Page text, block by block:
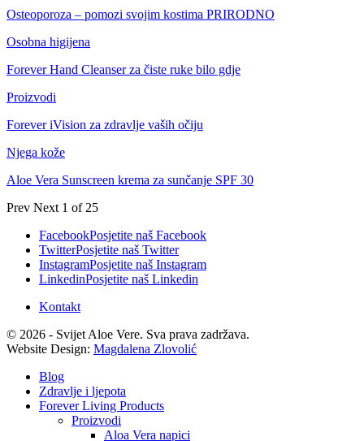
Osteoporoza – pomozi svojim kostima PRIRODNO
Osobna higijena
Forever Hand Cleanser za čiste ruke bilo gdje
Proizvodi
Forever iVision za zdravlje vaših očiju
Njega kože
Aloe Vera Sunscreen krema za sunčanje SPF 30
Prev Next 1 of 25
FacebookPosjetite naš Facebook
TwitterPosjetite naš Twitter
InstagramPosjetite naš Instagram
LinkedinPosjetite naš Linkedin
Kontakt
© 2026 - Svijet Aloe Vere. Sva prava zadržava.
Website Design: Magdalena Zlovolić
Blog
Zdravlje i ljepota
Forever Living Products
Proizvodi
Aloa Vera napici